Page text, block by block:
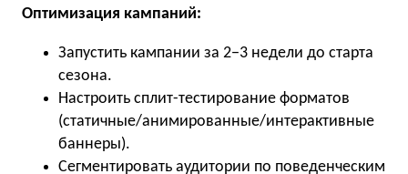
Оптимизация кампаний:
Запустить кампании за 2−3 недели до старта
сезона.
Настроить сплит-тестирование форматов
(статичные/анимированные/интерактивные
баннеры).
Сегментировать аудитории по поведенческим